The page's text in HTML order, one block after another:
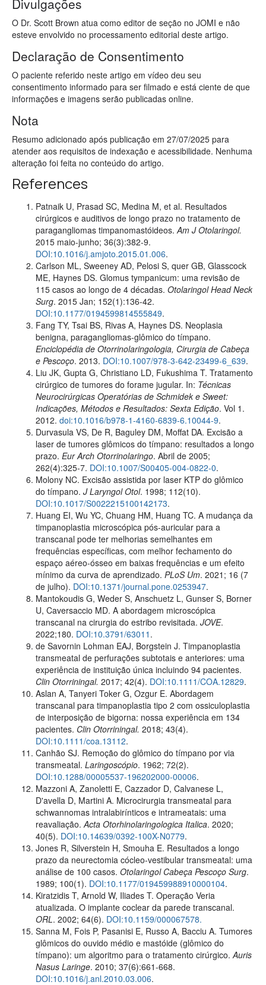
O Dr. Scott Brown atua como editor de seção no JOMI e não
esteve envolvido no processamento editorial deste artigo.
Declaração de Consentimento
O paciente referido neste artigo em vídeo deu seu
consentimento informado para ser filmado e está ciente de que
informações e imagens serão publicadas online.
Nota
Resumo adicionado após publicação em 27/07/2025 para
atender aos requisitos de indexação e acessibilidade. Nenhuma
alteração foi feita no conteúdo do artigo.
References
Patnaik U, Prasad SC, Medina M, et al. Resultados
cirúrgicos e auditivos de longo prazo no tratamento de
paragangliomas timpanomastóideos. Am J Otolaringol.
2015 maio-junho; 36(3):382-9.
DOI:10.1016/j.amjoto.2015.01.006.
Carlson ML, Sweeney AD, Pelosi S, quer GB, Glasscock
ME, Haynes DS. Glomus tympanicum: uma revisão de
115 casos ao longo de 4 décadas. Otolaringol Head Neck
Surg. 2015 Jan; 152(1):136-42.
DOI:10.1177/0194599814555849.
Fang TY, Tsai BS, Rivas A, Haynes DS. Neoplasia
benigna, paragangliomas-glômico do tímpano.
Enciclopédia de Otorrinolaringologia, Cirurgia de Cabeça
e Pescoço. 2013. DOI:10.1007/978-3-642-23499-6_639.
Liu JK, Gupta G, Christiano LD, Fukushima T. Tratamento
cirúrgico de tumores do forame jugular. In: Técnicas
Neurocirúrgicas Operatórias de Schmidek e Sweet:
Indicações, Métodos e Resultados: Sexta Edição. Vol 1.
2012. doi:10.1016/b978-1-4160-6839-6.10044-9.
Durvasula VS, De R, Baguley DM, Moffat DA. Excisão a
laser de tumores glômicos do tímpano: resultados a longo
prazo. Eur Arch Otorrinolaringo. Abril de 2005;
262(4):325-7. DOI:10.1007/S00405-004-0822-0.
Molony NC. Excisão assistida por laser KTP do glômico
do tímpano. J Laryngol Otol. 1998; 112(10).
DOI:10.1017/S0022215100142173.
Huang EI, Wu YC, Chuang HM, Huang TC. A mudança da
timpanoplastia microscópica pós-auricular para a
transcanal pode ter melhorias semelhantes em
frequências específicas, com melhor fechamento do
espaço aéreo-ósseo em baixas frequências e um efeito
mínimo da curva de aprendizado. PLoS Um. 2021; 16 (7
de julho). DOI:10.1371/journal.pone.0253947.
Mantokoudis G, Weder S, Anschuetz L, Gunser S, Borner
U, Caversaccio MD. A abordagem microscópica
transcanal na cirurgia do estribo revisitada. JOVE.
2022;180. DOI:10.3791/63011 .
de Savornin Lohman EAJ, Borgstein J. Timpanoplastia
transmeatal de perfurações subtotais e anteriores: uma
experiência de instituição única incluindo 94 pacientes.
Clin Otorriningal. 2017; 42(4). DOI:10.1111/COA.12829.
Aslan A, Tanyeri Toker G, Ozgur E. Abordagem
transcanal para timpanoplastia tipo 2 com ossiculoplastia
de interposição de bigorna: nossa experiência em 134
pacientes. Clin Otorriningal. 2018; 43(4).
DOI:10.1111/coa.13112.
Canhão SJ. Remoção do glômico do tímpano por via
transmeatal. Laringoscópio. 1962; 72(2).
DOI:10.1288/00005537-196202000-00006.
Mazzoni A, Zanoletti E, Cazzador D, Calvanese L,
D'avella D, Martini A. Microcirurgia transmeatal para
schwannomas intralabirínticos e intrameatais: uma
reavaliação. Acta Otorhinolaringologica Italica. 2020;
40(5). DOI:10.14639/0392-100X-N0779.
Jones R, Silverstein H, Smouha E. Resultados a longo
prazo da neurectomia cócleo-vestibular transmeatal: uma
análise de 100 casos. Otolaringol Cabeça Pescoço Surg.
1989; 100(1). DOI:10.1177/019459988910000104.
Kiratzidis T, Arnold W, Iliades T. Operação Veria
atualizada. O implante coclear da parede transcanal.
ORL. 2002; 64(6). DOI:10.1159/000067578.
Sanna M, Fois P, Pasanisi E, Russo A, Bacciu A. Tumores
glômicos do ouvido médio e mastóide (glômico do
tímpano): um algoritmo para o tratamento cirúrgico. Auris
Nasus Laringe. 2010; 37(6):661-668.
DOI:10.1016/j.anl.2010.03.006.